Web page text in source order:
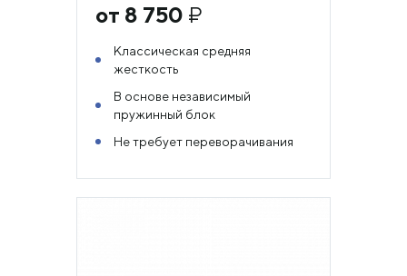
от 8 750 ₽
Классическая средняя
жесткость
В основе независимый
пружинный блок
Не требует переворачивания